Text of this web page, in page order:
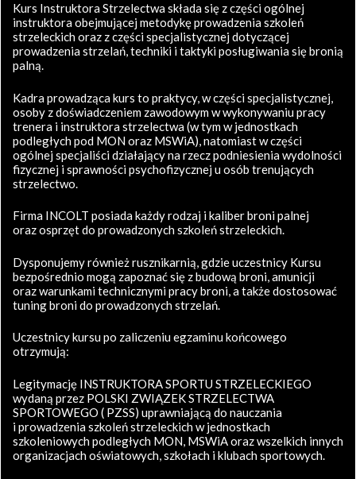
Kurs Instruktora Strzelectwa składa się z części ogólnej
instruktora obejmującej metodykę prowadzenia szkoleń
strzeleckich oraz z części specjalistycznej dotyczącej
prowadzenia strzelań, techniki i taktyki posługiwania się bronią
palną.
Kadra prowadząca kurs to praktycy, w części specjalistycznej,
osoby z doświadczeniem zawodowym w wykonywaniu pracy
trenera i instruktora strzelectwa (w tym w jednostkach
podległych pod MON oraz MSWiA), natomiast w części
ogólnej specjaliści działający na rzecz podniesienia wydolności
fizycznej i sprawności psychofizycznej u osób trenujących
strzelectwo.
Firma INCOLT posiada każdy rodzaj i kaliber broni palnej
oraz osprzęt do prowadzonych szkoleń strzeleckich.
Dysponujemy również rusznikarnią, gdzie uczestnicy Kursu
bezpośrednio mogą zapoznać się z budową broni, amunicji
oraz warunkami technicznymi pracy broni, a także dostosować
tuning broni do prowadzonych strzelań.
Uczestnicy kursu po zaliczeniu egzaminu końcowego
otrzymują:
Legitymację INSTRUKTORA SPORTU STRZELECKIEGO
wydaną przez POLSKI ZWIĄZEK STRZELECTWA
SPORTOWEGO ( PZSS) uprawniającą do nauczania
i prowadzenia szkoleń strzeleckich w jednostkach
szkoleniowych podległych MON, MSWiA oraz wszelkich innych
organizacjach oświatowych, szkołach i klubach sportowych.